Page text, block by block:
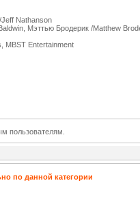
Nathanson
Мэттью Бродерик /Matthew
MBST Entertainment
пользователям.
по данной категории